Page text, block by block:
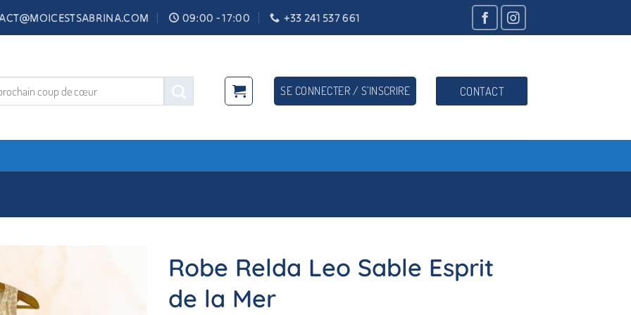
09:00 - 17:00 +33 241 537 661
SE CONNECTER / S’INSCRIRE CONTACT
Robe Relda Leo Sable Esprit
de la Mer